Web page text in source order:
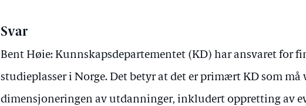
Svar
Bent Høie: Kunnskapsdepartementet (KD) har ansvaret for
studieplasser i Norge. Det betyr at det er primært KD som må
dimensjoneringen av utdanninger, inkludert oppretting av